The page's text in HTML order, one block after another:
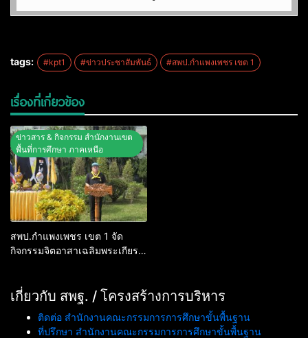
tags: #kpt1 #ข่าวประชาสัมพันธ์ #สพป.กำแพงเพชร เขต 1
เรื่องที่เกี่ยวข้อง
ข่าวสาร & กิจกรรม สำนักงานเขต
พื้นที่การศึกษา ภาคเหนือ
สพป.กำแพงเพชร เขต 1 จัด
กิจกรรมจิตอาสาเฉลิมพระเกียรติ
พระชนมพรรษา 28 กรกฎาคม
2569 “ แบ่งปันรัก ปันสุข แก่ผู้
ขาดแคลน ”
เกี่ยวกับ สพฐ. / โครงสร้างการบริหาร
ติดต่อ สำนักงานคณะกรรมการการศึกษาขั้นพื้นฐาน
ที่ปรึกษา สำนักงานคณะกรรมการการศึกษาขั้นพื้นฐาน